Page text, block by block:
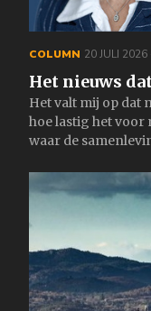
COLUMN 20 JULI 2026
Het nieuws
Het valt mij op dat
hoe lastig het voor
waar de